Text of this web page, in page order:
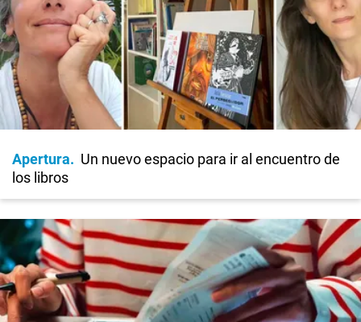
Apertura
Un nuevo espacio para ir al encuentro de
los libros